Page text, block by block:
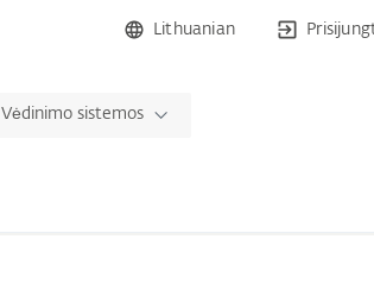
Lithuanian
Vėdinimo sistemos